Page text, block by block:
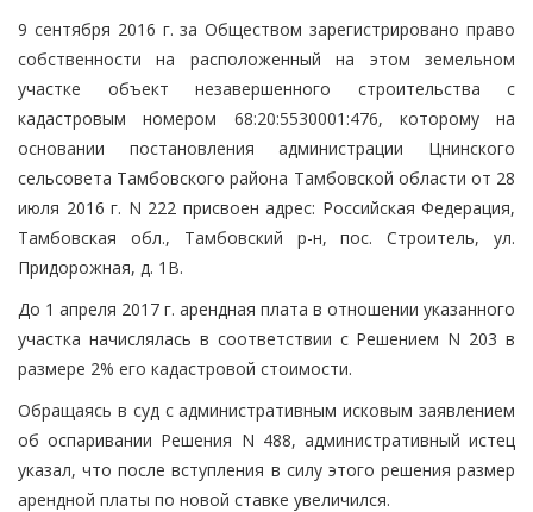
9 сентября 2016 г. за Обществом зарегистрировано право
собственности на расположенный на этом земельном
участке объект незавершенного строительства с
кадастровым номером 68:20:5530001:476, которому на
основании постановления администрации Цнинского
сельсовета Тамбовского района Тамбовской области от 28
июля 2016 г. N 222 присвоен адрес: Российская Федерация,
Тамбовская обл., Тамбовский р-н, пос. Строитель, ул.
Придорожная, д. 1В.
До 1 апреля 2017 г. арендная плата в отношении указанного
участка начислялась в соответствии с Решением N 203 в
размере 2% его кадастровой стоимости.
Обращаясь в суд с административным исковым заявлением
об оспаривании Решения N 488, административный истец
указал, что после вступления в силу этого решения размер
арендной платы по новой ставке увеличился.